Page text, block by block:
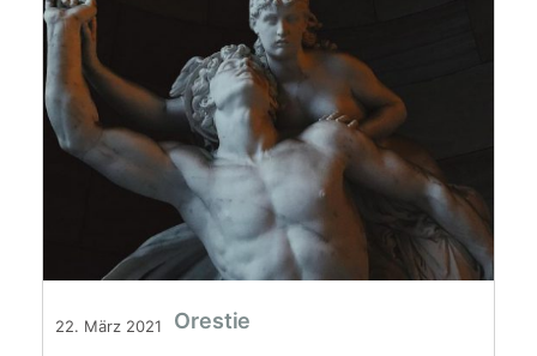
22. März 2021 Orestie